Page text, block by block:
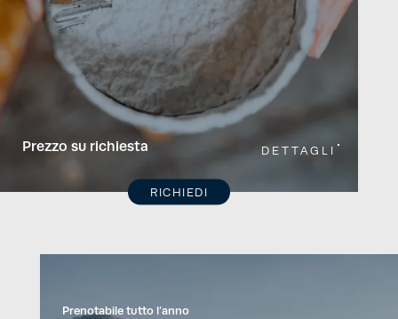
Prezzo su richiesta DETTAGLI
RICHIEDI
Prenotabile tutto l’anno